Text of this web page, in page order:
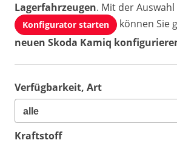
Lagerfahrzeugen. Mit der Auswahl
Konfigurator starten
können Sie
neuen Skoda Kamiq
Verfügbarkeit, Art
Kraftstoff